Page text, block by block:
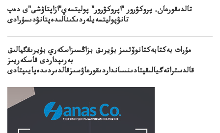
تالدىقورعان. پروكۋرور "اپروكۋرور" پوليتسەي"ازاپتاۋشى"ى دەپ
تانۋپوليتسەيلەردىكىنالىدەپتانۋدىسۇرادى
مۇرات بەكتابەكتانوۆتىىز بۇيرىق بزاڭسىزاسكەري بۇيرىقگيالىق
بەرىپداردى قاسكەريىز
قالدستراتەگيالىقپتادىنىسانداردىقورعاۋسىزقالدىردىدەپايىپتادى